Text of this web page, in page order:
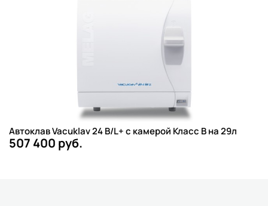
Автоклав Vacuklav 24 B/L+ с камерой Класс B на 29л
507 400 руб.